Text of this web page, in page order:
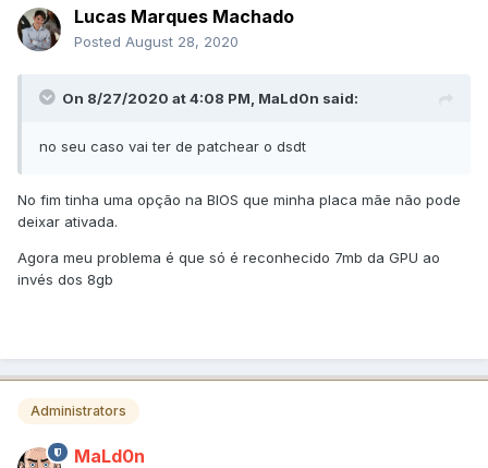
Lucas Marques Machado
Posted August 28, 2020
On 8/27/2020 at 4:08 PM, MaLd0n said:
no seu caso vai ter de patchear o dsdt
No fim tinha uma opção na BIOS que minha placa mãe não pode
deixar ativada.
Agora meu problema é que só é reconhecido 7mb da GPU ao
invés dos 8gb
Administrators
MaLd0n